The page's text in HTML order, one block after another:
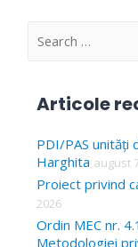
S
c
h
f
o
Articole
PDI/PAS unități
Harghita august
Proiect privind
2026
Ordin MEC nr.
Metodologiei